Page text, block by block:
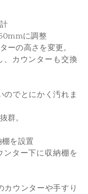
に調整
ーの高さを変更。
、カウンターも交換
のでとにかく汚れま
群。
棚を設置
ンター下に収納棚を
ウンターや手すり